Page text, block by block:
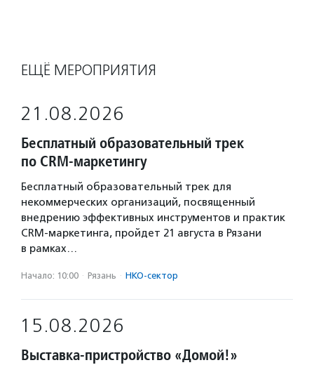
ЕЩЁ МЕРОПРИЯТИЯ
21.08.2026
Бесплатный образовательный трек
по CRM-маркетингу
Бесплатный образовательный трек для
некоммерческих организаций, посвященный
внедрению эффективных инструментов и практик
CRM-маркетинга, пройдет 21 августа в Рязани
в рамках…
Начало: 10:00 · Рязань · НКО-сектор
15.08.2026
Выставка-пристройство «Домой!»